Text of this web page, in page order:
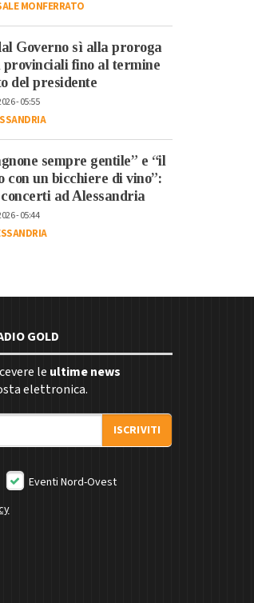
MONFERRATO
Governo sì alla proroga
provinciali fino al termine
del presidente
- 05:55
sempre gentile” e “il
con un bicchiere di vino”:
ad Alessandria
- 05:44
GOLD
le ultime news
elettronica.
ISCRIVITI
Eventi Nord-Ovest